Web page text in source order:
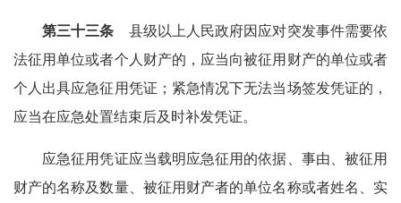
第三十三条 县级以上人民政府因应对突发事件需要依
法征用单位或者个人财产的，应当向被征用财产的单位或者
个人出具应急征用凭证；紧急情况下无法当场签发凭证的，
应当在应急处置结束后及时补发凭证。
应急征用凭证应当载明应急征用的依据、事由、被征用
财产的名称及数量、被征用财产者的单位名称或者姓名、实